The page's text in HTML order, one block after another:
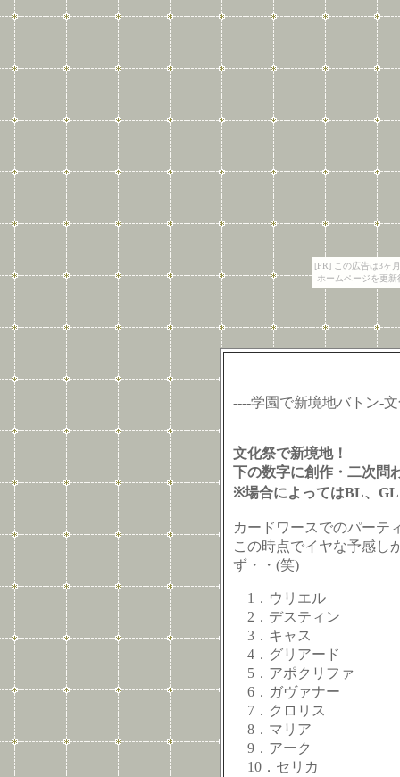
[PR] この広告は3ヶ
ホームページを更
----学園で新境地バトン‐
文化祭で新境地！
下の数字に創作・二次問
※場合によってはBL、
カードワースでのパーテ
この時点でイヤな予感し
ず・・(笑)
1．ウリエル
2．デスティン
3．キャス
4．グリアード
5．アポクリファ
6．ガヴァナー
7．クロリス
8．マリア
9．アーク
10．セリカ